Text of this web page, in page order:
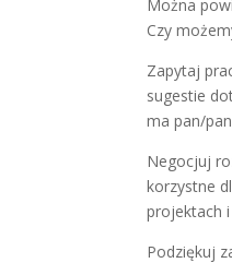
Można
Czy
Zapytaj
sugestie
ma pan/
Negocjuj
korzystne
projektach
Podziękuj